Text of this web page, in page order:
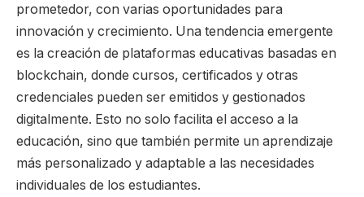
prometedor, con varias oportunidades para
innovación y crecimiento. Una tendencia emergente
es la creación de plataformas educativas basadas en
blockchain, donde cursos, certificados y otras
credenciales pueden ser emitidos y gestionados
digitalmente. Esto no solo facilita el acceso a la
educación, sino que también permite un aprendizaje
más personalizado y adaptable a las necesidades
individuales de los estudiantes.